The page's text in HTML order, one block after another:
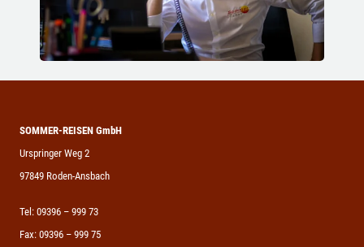
SOMMER-REISEN GmbH
Urspringer Weg 2
97849 Roden-Ansbach
Tel: 09396 – 999 73
Fax: 09396 – 999 75